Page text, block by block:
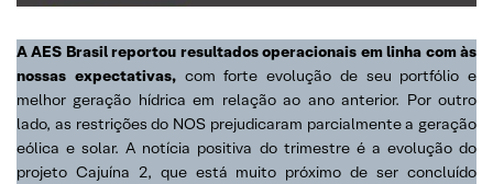
A AES Brasil reportou resultados operacionais em linha com às
nossas expectativas, com forte evolução de seu portfólio e
melhor geração hídrica em relação ao ano anterior. Por outro
lado, as restrições do NOS prejudicaram parcialmente a geração
eólica e solar. A notícia positiva do trimestre é a evolução do
projeto Cajuína 2, que está muito próximo de ser concluído